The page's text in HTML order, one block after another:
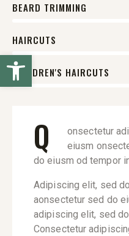
BEARD TRIMMING
HAIRCUTS
CHILDREN'S HAIRCUTS
Q
onsectetur
eiusm
do eiusm od tempor
Adipiscing elit, sed
aonsectetur sed do
adipiscing elit, sed
Consectetur
Envío gratis para todas las
Abrir barra de herramientas